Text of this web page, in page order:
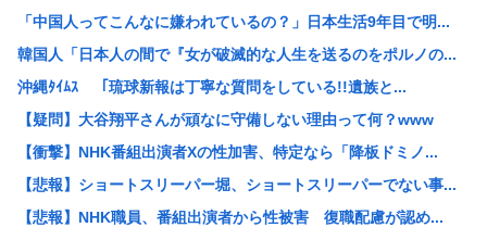
「中国人ってこんなに嫌われているの？」日本生活9年目で明...
韓国人「日本人の間で『女が破滅的な人生を送るのをポルノの...
沖縄ﾀｲﾑｽ 「琉球新報は丁寧な質問をしている!!遺族と...
【疑問】大谷翔平さんが頑なに守備しない理由って何？www
【衝撃】NHK番組出演者Xの性加害、特定なら「降板ドミノ...
【悲報】ショートスリーパー堀、ショートスリーパーでない事...
【悲報】NHK職員、番組出演者から性被害 復職配慮が認め...